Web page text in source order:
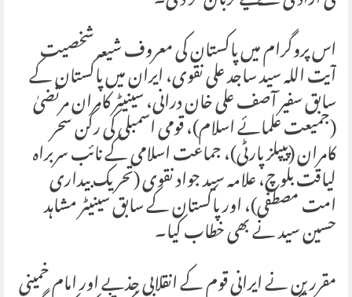
اس پروگرام میں پاکستان کی معروف شیعہ شخصیت
آیت اللہ سید ساجد علی نقوی، ایران میں پاکستان کے
سابق سفیر آصف علی خان درانی، سینیٹر کامران مرتضیٰ
(جمیعت علمائے اسلام)، قومی اسمبلی کی رکن سحر
کامران (پیپلز پارٹی)، جماعت اسلامی کے نائب سربراہ
لیاقت بلوچ، علامہ سید جواد نقوی (تحریک بیداری
امت مصطفی)، اور پاکستان کے سابق سینیٹر مشاہد
حسین سید نے بھی خطاب کیا۔